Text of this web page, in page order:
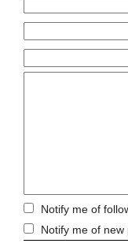
Notify me of
Notify me of new